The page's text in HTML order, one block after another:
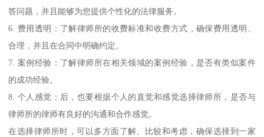
答问题，并且能够为您提供个性化的法律服务。
6. 费用透明：了解律师所的收费标准和收费方式，确保费用透明、
合理，并且在合同中明确约定。
7. 案例经验：了解律师所在相关领域的案例经验，是否有类似案件
的成功经验。
8. 个人感觉：后，也要根据个人的直觉和感觉选择律师所，是否与
律师所的律师有良好的沟通和合作感觉。
在选择律师所时，可以多方面了解、比较和考虑，确保选择到一家